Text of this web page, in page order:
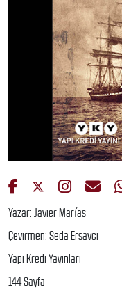
Yazar: Javier Marías
Çevirmen: Seda Ersavcı
Yapı Kredi Yayınları
144 Sayfa